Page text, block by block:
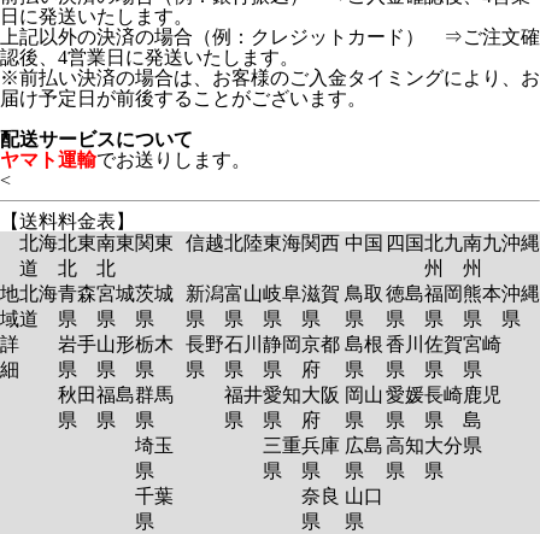
日に発送いたします。
上記以外の決済の場合（例：クレジットカード） ⇒ご注文確
認後、4営業日に発送いたします。
※前払い決済の場合は、お客様のご入金タイミングにより、お
届け予定日が前後することがございます。
配送サービスについて
ヤマト運輸でお送りします。
<
【送料料金表】
北海
道
北東
北
南東
北
関東 信越北陸東海関西 中国 四国北九
州
南九
州
沖縄
地
域
詳
細
北海
道
青森
県
岩手
県
秋田
県
宮城
県
山形
県
福島
県
茨城
県
栃木
県
群馬
県
埼玉
県
千葉
県
新潟
県
長野
県
富山
県
石川
県
福井
県
岐阜
県
静岡
県
愛知
県
三重
県
滋賀
県
京都
府
大阪
府
兵庫
県
奈良
県
鳥取
県
島根
県
岡山
県
広島
県
山口
県
徳島
県
香川
県
愛媛
県
高知
県
福岡
県
佐賀
県
長崎
県
大分
県
熊本
県
宮崎
県
鹿児
島
県
沖縄
県